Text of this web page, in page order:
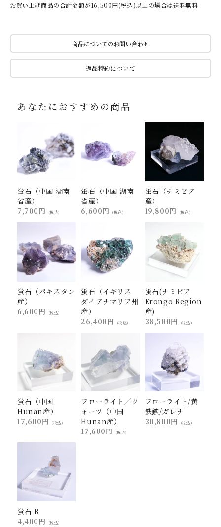
お買い上げ商品の合計金額が16,500円(税込)以上の場合は送料無料
商品についてのお問い合わせ
返品特約について
あなたにおすすめの商品
蛍石（中国 湖南
省産）
7,700円
(税込)
蛍石（中国 湖南
省産）
6,600円
(税込)
蛍石（ナミビア
産）
19,800円
(税込)
蛍石（パキスタン
産）
6,600円
(税込)
蛍石（イギリス
ダイアナマリア州
産）
26,400円
(税込)
蛍石(ナミビア
Erongo Region
産)
38,500円
(税込)
蛍石（中国
Hunan産）
17,600円
(税込)
フローライト／ク
ォーツ（中国
Hunan産）
17,600円
(税込)
フローライト/黄
鉄鉱/ガレナ
30,800円
(税込)
蛍石 B
4,400円
(税込)